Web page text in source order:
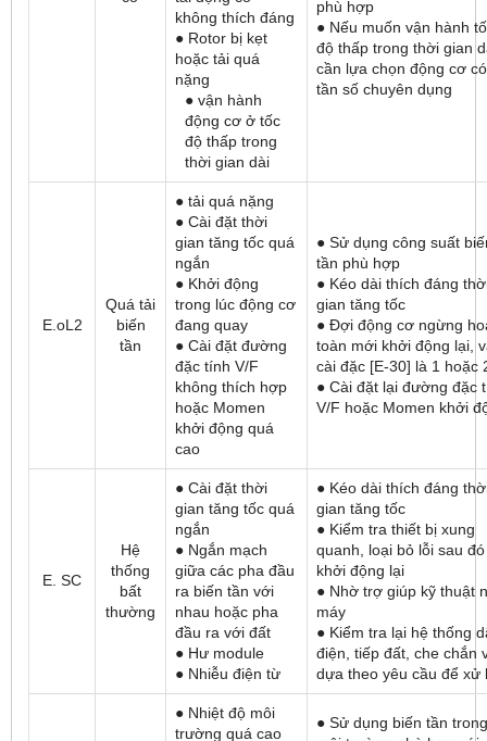
không thích đáng
● Rotor bị kẹt
hoặc tải quá
nặng
● vận hành
động cơ ở tốc
độ thấp trong
thời gian dài
phù hợp
● Nếu muốn vận hành
độ thấp trong thời gian
cần lựa chọn động cơ có
tần số chuyên dụng
E.oL2
Quá tải
biến
tần
● tải quá nặng
● Cài đặt thời
gian tăng tốc quá
ngắn
● Khởi động
trong lúc động cơ
đang quay
● Cài đặt đường
đặc tính V/F
không thích hợp
hoặc Momen
khởi động quá
cao
● Sử dụng công suất
tần phù hợp
● Kéo dài thích đáng
gian tăng tốc
● Đợi động cơ ngừng
toàn mới khởi động lại,
cài đặc [E-30] là 1 hoặc
● Cài đặt lại đường đặc
V/F hoặc Momen khởi
E. SC
Hệ
thống
bất
thường
● Cài đặt thời
gian tăng tốc quá
ngắn
● Ngắn mạch
giữa các pha đầu
ra biến tần với
nhau hoặc pha
đầu ra với đất
● Hư module
● Nhiễu điện từ
● Kéo dài thích đáng
gian tăng tốc
● Kiểm tra thiết bị xung
quanh, loại bỏ lỗi sau đó
khởi động lại
● Nhờ trợ giúp kỹ thuật
máy
● Kiểm tra lại hệ thống
điện, tiếp đất, che chắn
dựa theo yêu cầu để xử
● Nhiệt độ môi
trường quá cao
● Sử dụng biến tần trong